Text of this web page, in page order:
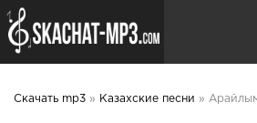
Скачать mp3 » Казахские песни » Арайлым